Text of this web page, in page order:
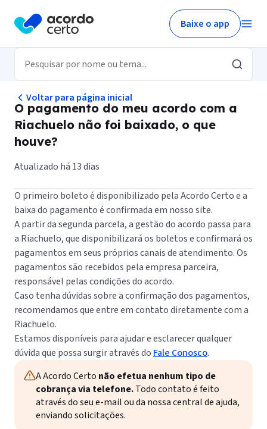
Baixe o app
Voltar para página inicial
O pagamento do meu acordo com a
Riachuelo não foi baixado, o que
houve?
Atualizado há 13 dias
O primeiro boleto é disponibilizado pela Acordo Certo e a
baixa do pagamento é confirmada em nosso site.
A partir da segunda parcela, a gestão do acordo passa para
a Riachuelo, que disponibilizará os boletos e confirmará os
pagamentos em seus próprios canais de atendimento. Os
pagamentos são recebidos pela empresa parceira,
responsável pelas condições do acordo.
Caso tenha dúvidas sobre a confirmação dos pagamentos,
recomendamos que entre em contato diretamente com a
Riachuelo.
Estamos disponíveis para ajudar e esclarecer qualquer
dúvida que possa surgir através do Fale Conosco.
A Acordo Certo não efetua nenhum tipo de
cobrança via telefone.Todo contato é feito
através do seu e-mail ou da nossa central de ajuda,
enviando solicitações.